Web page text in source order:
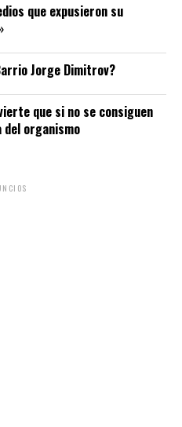
que expusieron su
Jorge Dimitrov?
que si no se consiguen
del organismo